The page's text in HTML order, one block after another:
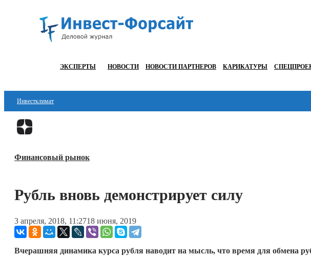
ЭКСПЕРТЫ НОВОСТИ НОВОСТИ ПАРТНЕРОВ КАРИКАТУРЫ
Инвестклимат
Финансы
Блокчейн
Технологии
ESG
Финансовый рынок
Рубль вновь демонстрирует силу
3 апреля, 2018, 11:2718 июня, 2019
Вчерашняя динамика курса рубля наводит на мысль, что время для обмена